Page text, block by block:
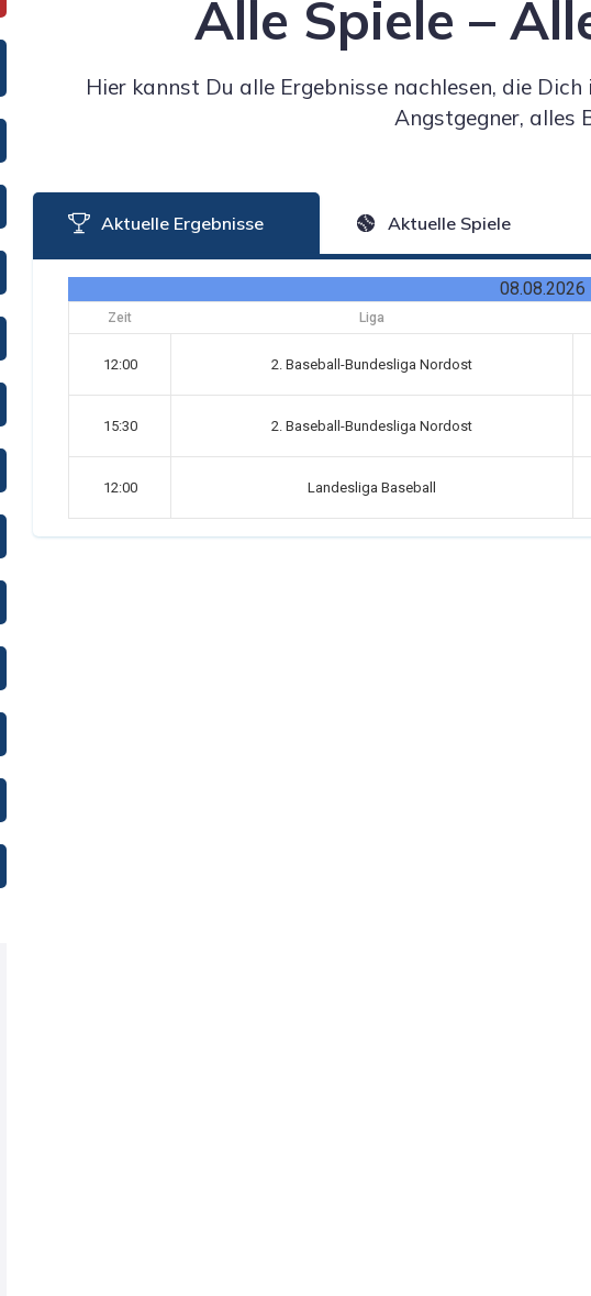
Alle Spiele –
Hier kannst Du alle Ergebnisse nachlesen, die
Angstgegner, alles
Aktuelle Ergebnisse Aktuelle Spiele
08.08.2026
Zeit Liga
12:00 2. Baseball-Bundesliga Nordost
15:30 2. Baseball-Bundesliga Nordost
12:00 Landesliga Baseball